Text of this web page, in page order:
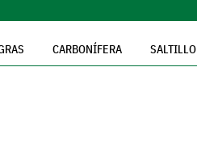
CARBONÍFERA SALTILLO